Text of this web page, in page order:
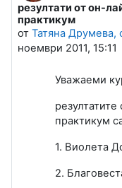
резултати от он-
практикум
от Татяна Друмева,
ноември 2011, 15:11
Number of replies: 0
Уважаеми
практикум
1. Виолета
2.